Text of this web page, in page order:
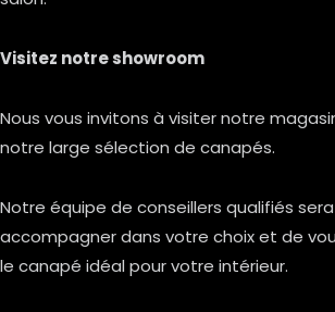
Visitez notre showroom
Nous vous invitons à visiter notre
notre large sélection de canapés.
Notre équipe de conseillers qualifiés
accompagner dans votre choix et de
le canapé idéal pour votre intérieur.